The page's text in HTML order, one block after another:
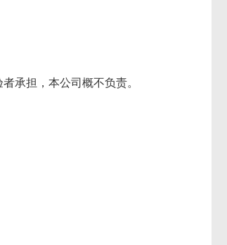
承担，本公司概不负责。